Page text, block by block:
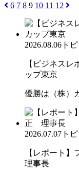
6 7 8 9 10 11 12
2026.08.06 ト
【ビジネスレ
ップ東京
優勝は（株）
2026.07.07 ト
【レポート
理事長